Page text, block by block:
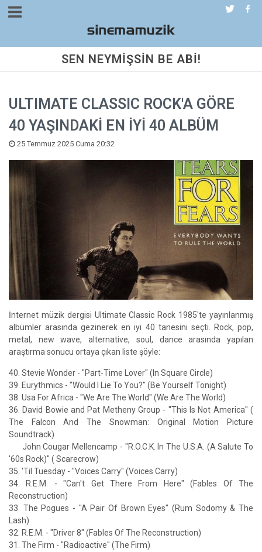
SEN NEYMİŞSİN BE ABİ!
ULTIMATE CLASSIC ROCK'A GÖRE
40 YAŞINDAKİ EN İYİ 40 ALBÜM
25 Temmuz 2025 Cuma 20:32
İnternet müzik dergisi Ultimate Classic Rock 1985'te yayınlanmış
albümler arasında gezinerek en iyi 40 tanesini seçti. Rock, pop,
metal, new wave, alternative, soul, dance arasında yapılan
araştırma sonucu ortaya çıkan liste şöyle:
40. Stevie Wonder - "Part-Time Lover" (In Square Circle)
39. Eurythmics - "Would I Lie To You?" (Be Yourself Tonight)
38. Usa For Africa - "We Are The World" (We Are The World)
36. David Bowie and Pat Metheny Group - "This Is Not America" (
The Falcon And The Snowman: Original Motion Picture
Soundtrack)
John Cougar Mellencamp - "R.O.C.K. In The U.S.A. (A Salute To
'60s Rock)" ( Scarecrow)
35. 'Til Tuesday - "Voices Carry" (Voices Carry)
34. R.E.M. - "Can't Get There From Here" (Fables Of The
Reconstruction)
33. The Pogues - "A Pair Of Brown Eyes" (Rum Sodomy & The
Lash)
32. R.E.M. - "Driver 8" (Fables Of The Reconstruction)
31. The Firm - "Radioactive" (The Firm)